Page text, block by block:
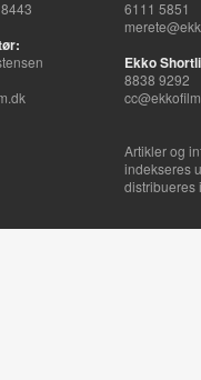
6111 5851
Ekko
8838 9292
Artikler og
indekseres
distribueres